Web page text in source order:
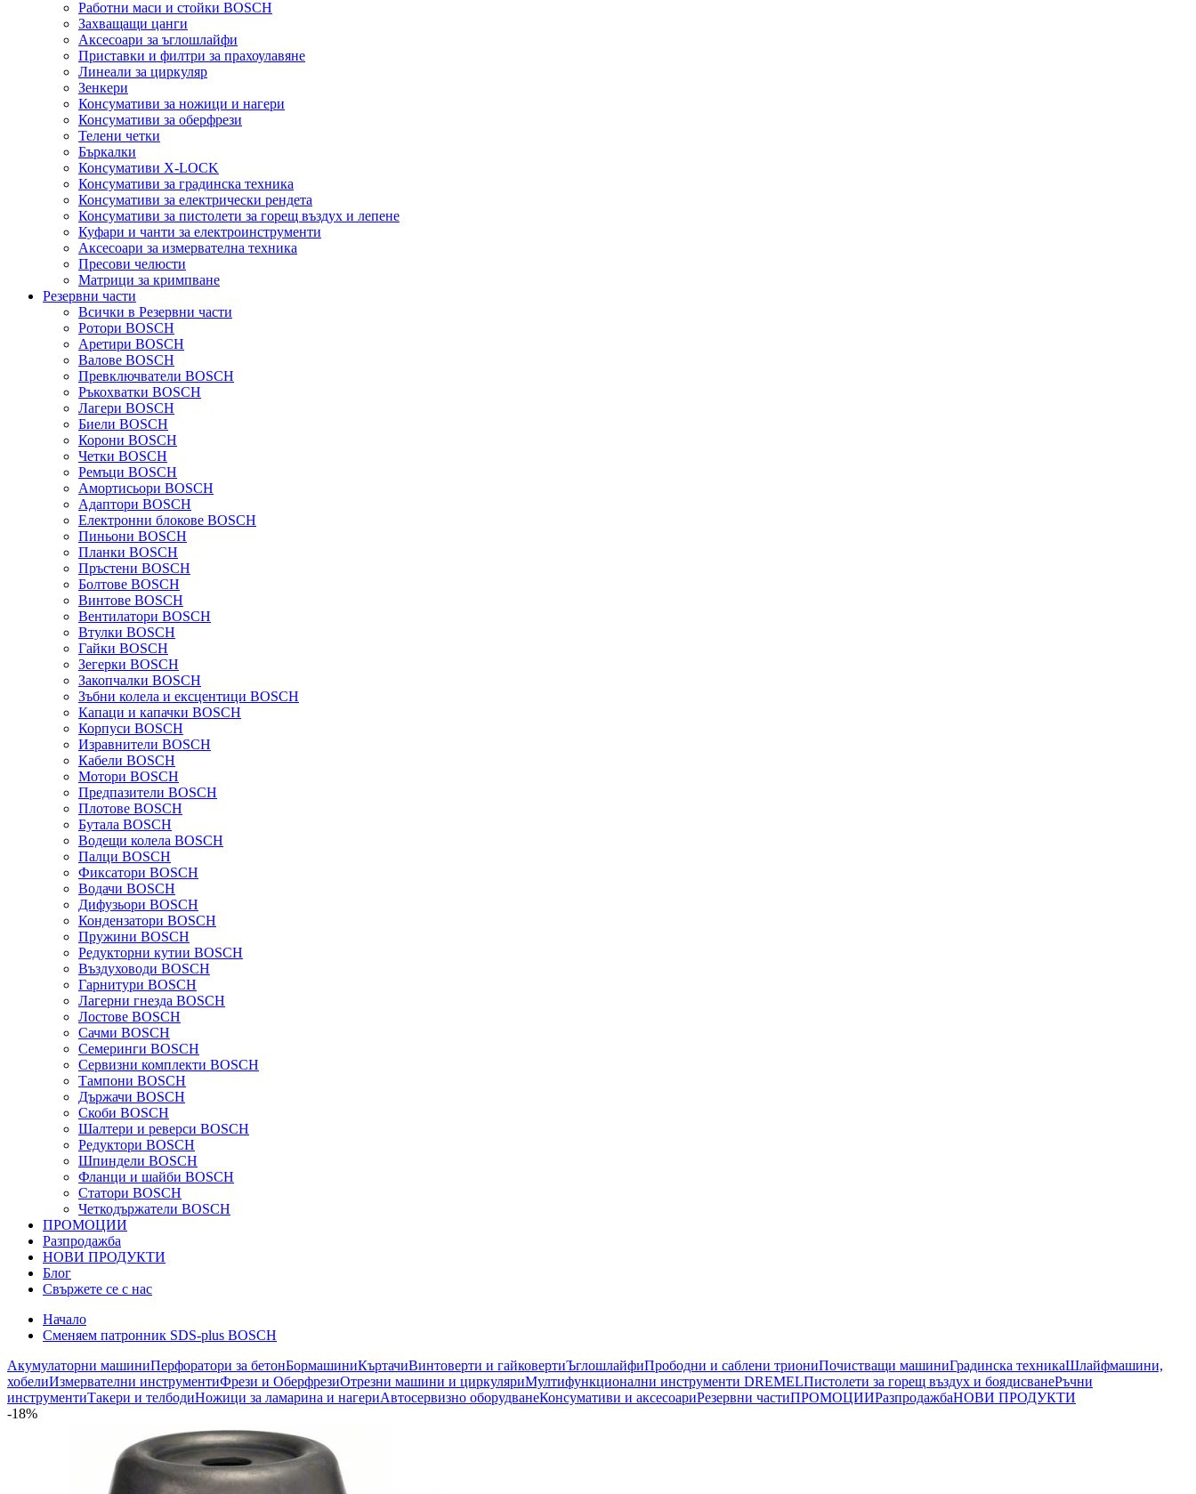
Работни маси и стойки BOSCH
Захващащи цанги
Аксесоари за ъглошлайфи
Приставки и филтри за прахоулавяне
Линеали за циркуляр
Зенкери
Консумативи за ножици и нагери
Консумативи за оберфрези
Телени четки
Бъркалки
Консумативи X-LOCK
Консумативи за градинска техника
Консумативи за електрически рендета
Консумативи за пистолети за горещ въздух и лепене
Куфари и чанти за електроинструменти
Аксесоари за измервателна техника
Пресови челюсти
Матрици за кримпване
Резервни части
Всички в Резервни части
Ротори BOSCH
Аретири BOSCH
Валове BOSCH
Превключватели BOSCH
Ръкохватки BOSCH
Лагери BOSCH
Биели BOSCH
Корони BOSCH
Четки BOSCH
Ремъци BOSCH
Амортисьори BOSCH
Адаптори BOSCH
Електронни блокове BOSCH
Пиньони BOSCH
Планки BOSCH
Пръстени BOSCH
Болтове BOSCH
Винтове BOSCH
Вентилатори BOSCH
Втулки BOSCH
Гайки BOSCH
Зегерки BOSCH
Закопчалки BOSCH
Зъбни колела и ексцентици BOSCH
Капаци и капачки BOSCH
Корпуси BOSCH
Изравнители BOSCH
Кабели BOSCH
Мотори BOSCH
Предпазители BOSCH
Плотове BOSCH
Бутала BOSCH
Водещи колела BOSCH
Палци BOSCH
Фиксатори BOSCH
Водачи BOSCH
Дифузьори BOSCH
Кондензатори BOSCH
Пружини BOSCH
Редукторни кутии BOSCH
Въздуховоди BOSCH
Гарнитури BOSCH
Лагерни гнезда BOSCH
Лостове BOSCH
Сачми BOSCH
Семеринги BOSCH
Сервизни комплекти BOSCH
Тампони BOSCH
Държачи BOSCH
Скоби BOSCH
Шалтери и реверси BOSCH
Редуктори BOSCH
Шпиндели BOSCH
Фланци и шайби BOSCH
Статори BOSCH
Четкодържатели BOSCH
ПРОМОЦИИ
Разпродажба
НОВИ ПРОДУКТИ
Блог
Свържете се с нас
Начало
Сменяем патронник SDS-plus BOSCH
Акумулаторни машиниПерфоратори за бетонБормашиниКъртачиВинтоверти и гайковертиЪглошлайфиПрободни и саблени триониПочистващи машиниГрадинска техникаШлайфмашини,
хобелиИзмервателни инструментиФрези и ОберфрезиОтрезни машини и циркуляриМултифункционални инструменти DREMELПистолети за горещ въздух и боядисванеРъчни
инструментиТакери и телбодиНожици за ламарина и нагериАвтосервизно оборудванеКонсумативи и аксесоариРезервни частиПРОМОЦИИРазпродажбаНОВИ ПРОДУКТИ
-18%